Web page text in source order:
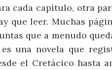
cada capítulo, otra
que leer. Muchas
que a menudo
una novela que
el Cretácico hasta